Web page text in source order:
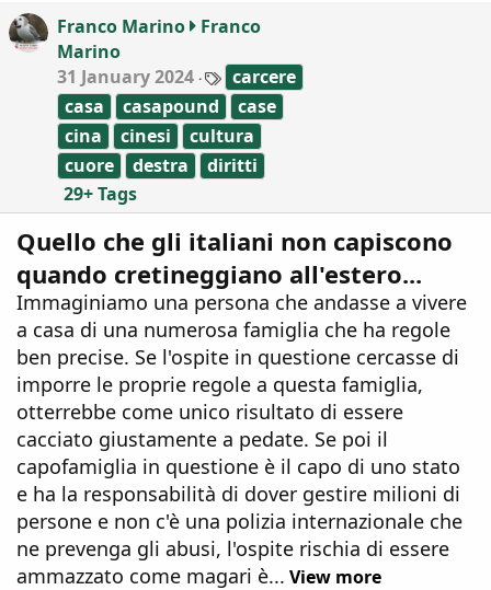
n
s
:
Franco Marino
Franco
Marino
31 January 2024
T
a
s
carcere
casa
casapound
case
cina
cinesi
cultura
cuore
destra
diritti
29+ Tags
Quello che gli italiani non capiscono
quando cretineggiano all'estero...
Immaginiamo una persona che andasse a vivere
a casa di una numerosa famiglia che ha regole
ben precise. Se l'ospite in questione cercasse di
imporre le proprie regole a questa famiglia,
otterrebbe come unico risultato di essere
cacciato giustamente a pedate. Se poi il
capofamiglia in questione è il capo di uno stato
e ha la responsabilità di dover gestire milioni di
persone e non c'è una polizia internazionale che
ne prevenga gli abusi, l'ospite rischia di essere
ammazzato come magari è... View more